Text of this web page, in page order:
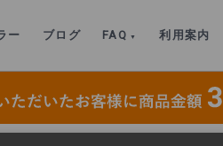
ー ブログ FAQ 利用案内